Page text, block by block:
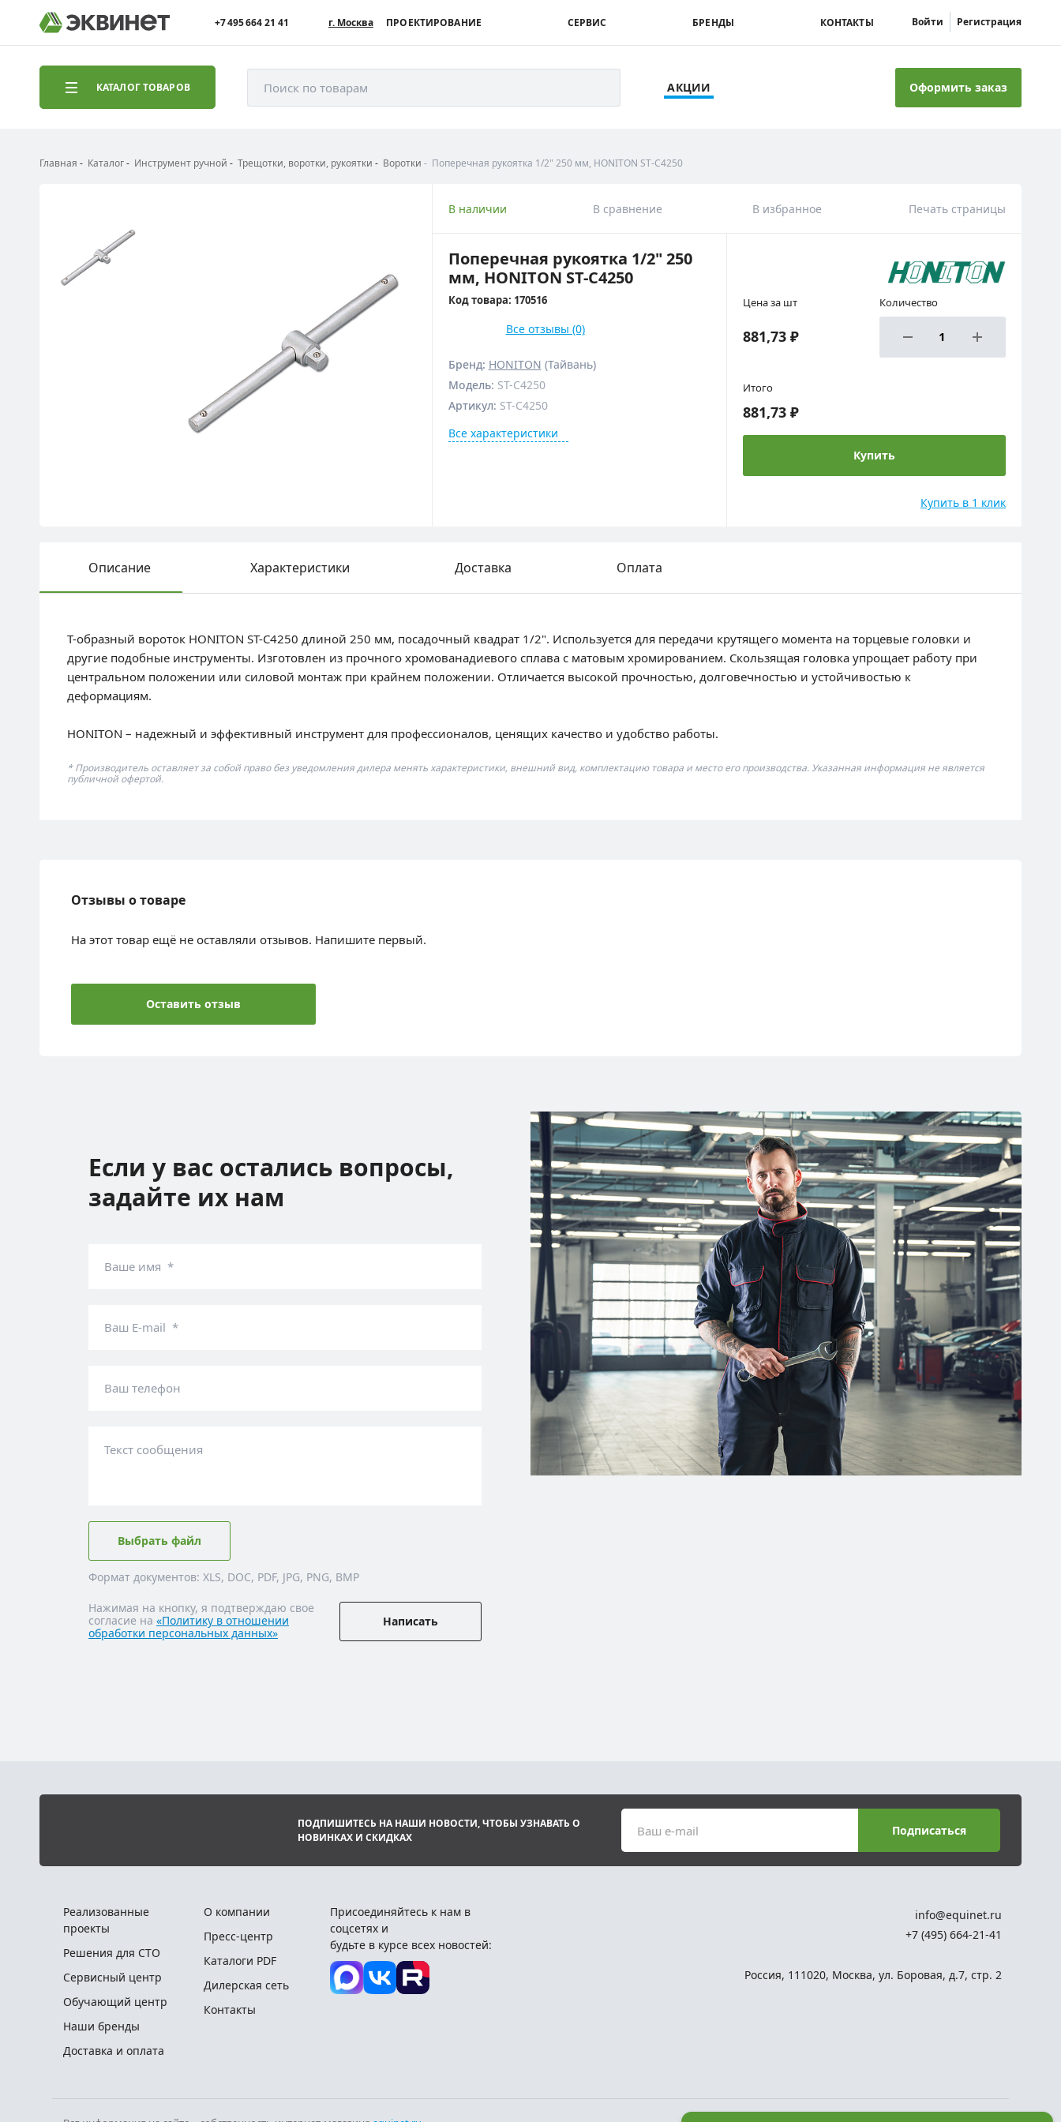
+7 495 664 21 41 г. Москва ПРОЕКТИРОВАНИЕ СЕРВИС БРЕНДЫ КОНТАКТЫ Войти Регистрация
КАТАЛОГ ТОВАРОВ Поиск по товарам АКЦИИ Оформить заказ
Главная Каталог Инструмент ручной Трещотки, воротки, рукоятки Воротки Поперечная рукоятка 1/2" 250 мм, HONITON ST-C4250
В наличии В сравнение В избранное Печать страницы
Поперечная рукоятка 1/2" 250
мм, HONITON ST-C4250
Код товара: 170516
Все отзывы (0)
Бренд: HONITON (Тайвань)
Модель: ST-C4250
Артикул: ST-C4250
Все характеристики
Цена за шт
881,73 ₽
Количество
Итого
881,73 ₽
Купить
Купить в 1 клик
Описание Характеристики Доставка Оплата
Т-образный вороток HONITON ST-C4250 длиной 250 мм, посадочный квадрат 1/2". Используется для передачи крутящего момента на торцевые головки и
другие подобные инструменты. Изготовлен из прочного хромованадиевого сплава с матовым хромированием. Скользящая головка упрощает работу при
центральном положении или силовой монтаж при крайнем положении. Отличается высокой прочностью, долговечностью и устойчивостью к
деформациям.
HONITON – надежный и эффективный инструмент для профессионалов, ценящих качество и удобство работы.
* Производитель оставляет за собой право без уведомления дилера менять характеристики, внешний вид, комплектацию товара и место его производства. Указанная информация не является
публичной офертой.
Отзывы о товаре
На этот товар ещё не оставляли отзывов. Напишите первый.
Оставить отзыв
Если у вас остались вопросы,
задайте их нам
Ваше имя *
Ваш E-mail *
Ваш телефон
Текст сообщения
Выбрать файл
Формат документов: XLS, DOC, PDF, JPG, PNG, BMP
Нажимая на кнопку, я подтверждаю свое
согласие на «Политику в отношении
обработки персональных данных»
Написать
ПОДПИШИТЕСЬ НА НАШИ НОВОСТИ, ЧТОБЫ УЗНАВАТЬ О
НОВИНКАХ И СКИДКАХ
Ваш e-mail Подписаться
Реализованные
проекты
Решения для СТО
Сервисный центр
Обучающий центр
Наши бренды
Доставка и оплата
О компании
Пресс-центр
Каталоги PDF
Дилерская сеть
Контакты
Присоединяйтесь к нам в
соцсетях и
будьте в курсе всех новостей:
info@equinet.ru
+7 (495) 664-21-41
Россия, 111020, Москва, ул. Боровая, д.7, стр. 2